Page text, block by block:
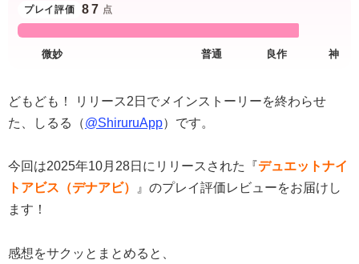
プレイ評価 87 点
どもども！ リリース2日でメインストーリーを終わらせ
た、しるる（@ShiruruApp）です。
今回は2025年10月28日にリリースされた『デュエットナイ
トアビス（デナアビ）
』のプレイ評価レビューをお届けし
ます！
感想をサクッとまとめると、